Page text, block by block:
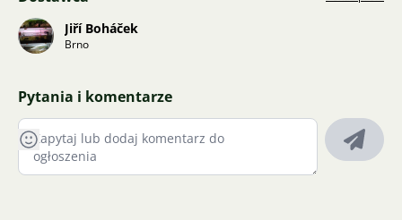
Jiří Boháček
Brno
Pytania i komentarze